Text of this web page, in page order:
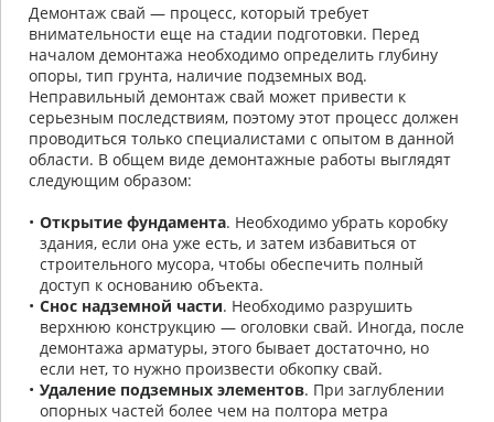
Демонтаж свай — процесс, который требует
внимательности еще на стадии подготовки. Перед
началом демонтажа необходимо определить глубину
опоры, тип грунта, наличие подземных вод.
Неправильный демонтаж свай может привести к
серьезным последствиям, поэтому этот процесс должен
проводиться только специалистами с опытом в данной
области. В общем виде демонтажные работы выглядят
следующим образом:
Открытие фундамента. Необходимо убрать коробку
здания, если она уже есть, и затем избавиться от
строительного мусора, чтобы обеспечить полный
доступ к основанию объекта.
Снос надземной части. Необходимо разрушить
верхнюю конструкцию — оголовки свай. Иногда, после
демонтажа арматуры, этого бывает достаточно, но
если нет, то нужно произвести обкопку свай.
Удаление подземных элементов. При заглублении
опорных частей более чем на полтора метра